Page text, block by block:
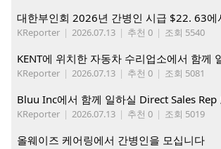
KReporter | 2026.07.13 | 추천 0 | 조회 5540
KReporter | 2026.07.13 | 추천 0 | 조회 5081
Bluu Inc에서 함께 일하실 Direct Sales Rep
KReporter | 2026.07.13 | 추천 0 | 조회 5019
올웨이즈 케어링에서 간병인을 모십니다